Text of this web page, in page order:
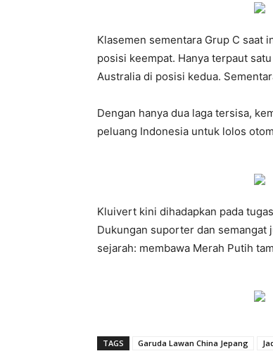
Klasemen sementara Grup C saat
posisi keempat. Hanya terpaut
Australia di posisi kedua.
Dengan hanya dua laga tersisa,
peluang Indonesia untuk lolos
Kluivert kini dihadapkan pada
Dukungan suporter dan semangat
sejarah: membawa Merah Putih
TAGS Garuda Lawan China Jepang